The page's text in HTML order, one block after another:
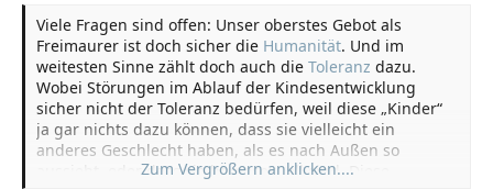
Viele Fragen sind offen: Unser oberstes Gebot als
Freimaurer ist doch sicher die Humanität. Und im
weitesten Sinne zählt doch auch die Toleranz dazu.
Wobei Störungen im Ablauf der Kindesentwicklung
sicher nicht der Toleranz bedürfen, weil diese „Kinder“
ja gar nichts dazu können, dass sie vielleicht ein
anderes Geschlecht haben, als es nach Außen so
aussieht, oder dass sie homosexuell sind. Diese
Zum Vergrößern anklicken....